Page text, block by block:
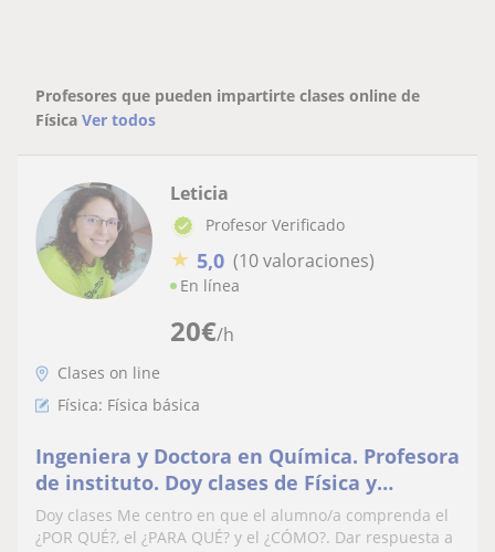
Profesores que pueden impartirte clases online de
Física Ver todos
20€/h
Leticia
Profesor Verificado
★ 5,0 (10 valoraciones)
En línea
Clases on line
Física: Física básica
Ingeniera y Doctora en Química. Profesora
de instituto. Doy clases de Física y
Química
Doy clases Me centro en que el alumno/a comprenda el
¿POR QUÉ?, el ¿PARA QUÉ? y el ¿CÓMO?. Dar respuesta a